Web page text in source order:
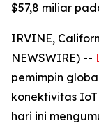
$57,8 miliar
IRVINE,
NEWSWIRE) --
pemimpin
konektivitas
hari ini